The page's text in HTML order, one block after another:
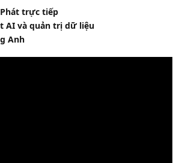
Phát trực tiếp
AI và quản trị dữ liệu
Anh